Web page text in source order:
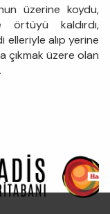
üzerine koydu,
kaldırdı,
elleriyle alıp yerine
çıkmak üzere olan